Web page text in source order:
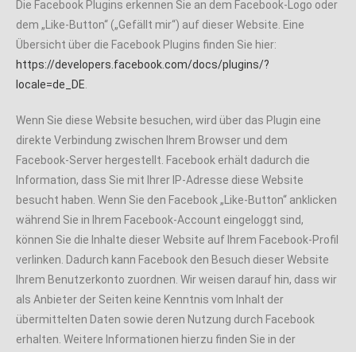
Die Facebook Plugins erkennen Sie an dem Facebook-Logo oder
dem „Like-Button“ („Gefällt mir“) auf dieser Website. Eine
Übersicht über die Facebook Plugins finden Sie hier:
https://developers.facebook.com/docs/plugins/?
locale=de_DE
Wenn Sie diese Website besuchen, wird über das Plugin eine
direkte Verbindung zwischen Ihrem Browser und dem
Facebook-Server hergestellt. Facebook erhält dadurch die
Information, dass Sie mit Ihrer IP-Adresse diese Website
besucht haben. Wenn Sie den Facebook „Like-Button“ anklicken
während Sie in Ihrem Facebook-Account eingeloggt sind,
können Sie die Inhalte dieser Website auf Ihrem Facebook-Profil
verlinken. Dadurch kann Facebook den Besuch dieser Website
Ihrem Benutzerkonto zuordnen. Wir weisen darauf hin, dass wir
als Anbieter der Seiten keine Kenntnis vom Inhalt der
übermittelten Daten sowie deren Nutzung durch Facebook
erhalten. Weitere Informationen hierzu finden Sie in der